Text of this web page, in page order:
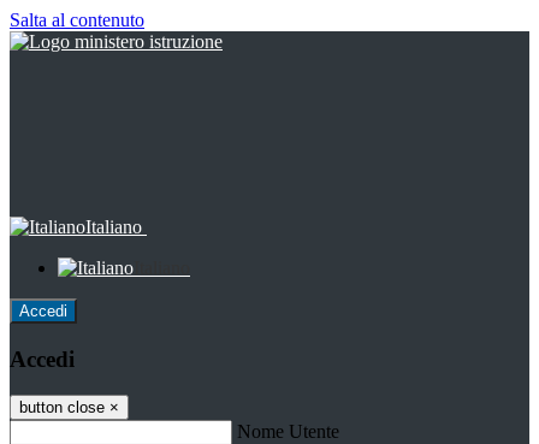
Salta al contenuto
Italiano
Accedi
Accedi
button close ×
Nome Utente